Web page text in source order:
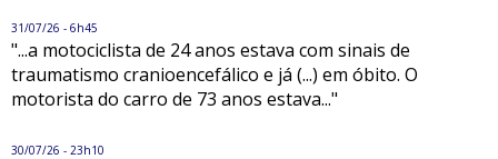
31/07/26 - 6h45
"...a motociclista de 24 anos estava com sinais de
traumatismo cranioencefálico e já (...) em óbito. O
motorista do carro de 73 anos estava..."
30/07/26 - 23h10